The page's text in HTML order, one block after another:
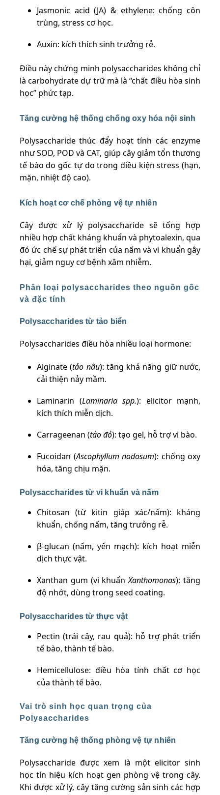
Jasmonic acid (JA) & ethylene: chống côn
trùng, stress cơ học.
Auxin: kích thích sinh trưởng rễ.
Điều này chứng minh polysaccharides không chỉ
là carbohydrate dự trữ mà là “chất điều hòa sinh
học” phức tạp.
Tăng cường hệ thống chống oxy hóa nội sinh
Polysaccharide thúc đẩy hoạt tính các enzyme
như SOD, POD và CAT, giúp cây giảm tổn thương
tế bào do gốc tự do trong điều kiện stress (hạn,
mặn, nhiệt độ cao).
Kích hoạt cơ chế phòng vệ tự nhiên
Cây được xử lý polysaccharide sẽ tổng hợp
nhiều hợp chất kháng khuẩn và phytoalexin, qua
đó ức chế sự phát triển của nấm và vi khuẩn gây
hại, giảm nguy cơ bệnh xâm nhiễm.
Phân loại polysaccharides theo nguồn gốc
và đặc tính
Polysaccharides từ tảo biển
Polysaccharides điều hòa nhiều loại hormone:
Alginate (tảo nâu): tăng khả năng giữ nước,
cải thiện nảy mầm.
Laminarin (Laminaria spp.): elicitor mạnh,
kích thích miễn dịch.
Carrageenan (tảo đỏ): tạo gel, hỗ trợ vi bào.
Fucoidan (Ascophyllum nodosum): chống oxy
hóa, tăng chịu mặn.
Polysaccharides từ vi khuẩn và nấm
Chitosan (từ kitin giáp xác/nấm): kháng
khuẩn, chống nấm, tăng trưởng rễ.
β-glucan (nấm, yến mạch): kích hoạt miễn
dịch thực vật.
Xanthan gum (vi khuẩnXanthomonas): tăng
độ nhớt, dùng trong seed coating.
Polysaccharides từ thực vật
Pectin (trái cây, rau quả): hỗ trợ phát triển
tế bào, thành tế bào.
Hemicellulose: điều hòa tính chất cơ học
của thành tế bào.
Vai trò sinh học quan trọng của
Polysaccharides
Tăng cường hệ thống phòng vệ tự nhiên
Polysaccharide được xem là một elicitor sinh
học tín hiệu kích hoạt gen phòng vệ trong cây.
Khi được xử lý, cây tăng cường sản sinh các hợp